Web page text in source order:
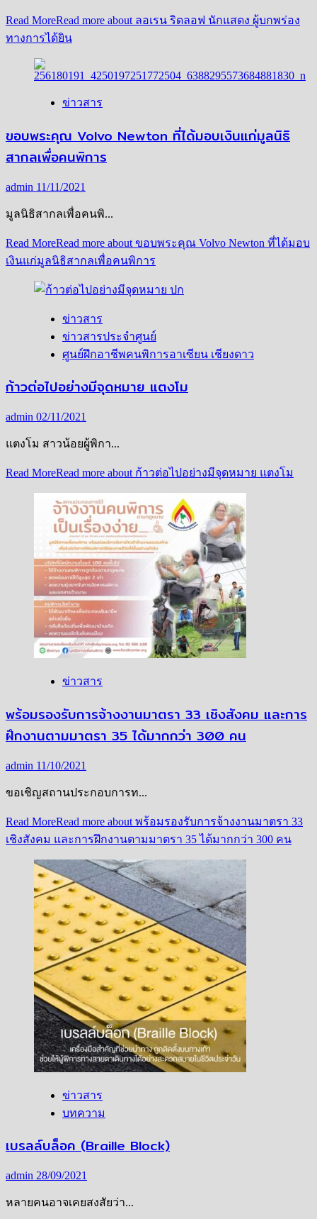
Read MoreRead more about ลอเรน ริดลอฟ นักแสดง ผู้บกพร่อง
ทางการได้ยิน
ข่าวสาร
ขอบพระคุณ Volvo Newton ที่ได้มอบเงินแก่มูลนิธิ
สากลเพื่อคนพิการ
admin 11/11/2021
มูลนิธิสากลเพื่อคนพิ...
Read MoreRead more about ขอบพระคุณ Volvo Newton ที่ได้มอบ
เงินแก่มูลนิธิสากลเพื่อคนพิการ
ข่าวสาร
ข่าวสารประจำศูนย์
ศูนย์ฝึกอาชีพคนพิการอาเซียน เชียงดาว
ก้าวต่อไปอย่างมีจุดหมาย แตงโม
admin 02/11/2021
แตงโม สาวน้อยผู้พิกา...
Read MoreRead more about ก้าวต่อไปอย่างมีจุดหมาย แตงโม
ข่าวสาร
พร้อมรองรับการจ้างงานมาตรา 33 เชิงสังคม และการ
ฝึกงานตามมาตรา 35 ได้มากกว่า 300 คน
admin 11/10/2021
ขอเชิญสถานประกอบการท...
Read MoreRead more about พร้อมรองรับการจ้างงานมาตรา 33
เชิงสังคม และการฝึกงานตามมาตรา 35 ได้มากกว่า 300 คน
ข่าวสาร
บทความ
เบรลล์บล็อค (Braille Block)
admin 28/09/2021
หลายคนอาจเคยสงสัยว่า...